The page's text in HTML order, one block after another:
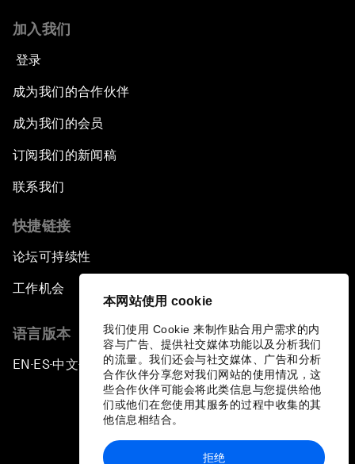
本网站使用 cookie
我们使用 Cookie 来制作贴合用户需求的内
容与广告、提供社交媒体功能以及分析我们
的流量。我们还会与社交媒体、广告和分析
合作伙伴分享您对我们网站的使用情况，这
些合作伙伴可能会将此类信息与您提供给他
们或他们在您使用其服务的过程中收集的其
他信息相结合。
拒绝
加入我们
登录
成为我们的合作伙伴
成为我们的会员
订阅我们的新闻稿
联系我们
快捷链接
论坛可持续性
工作机会
语言版本
EN ▪ES▪中文▪ 日本語